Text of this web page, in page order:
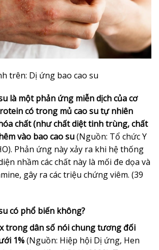
trên: Dị ứng bao cao su
là một phản ứng miễn dịch của cơ
có trong mủ cao su tự nhiên
chất (như chất diệt tinh trùng, chất
vào bao cao su(Nguồn: Tổ chức Y
Phản ứng này xảy ra khi hệ thống
nhầm các chất này là mối đe dọa và
gây ra các triệu chứng viêm. (39
có phổ biến không?
trong dân số nói chung tương đối
1%(Nguồn: Hiệp hội Dị ứng, Hen